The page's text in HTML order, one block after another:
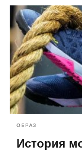
ОБРАЗ
История